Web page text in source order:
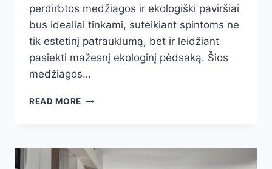
perdirbtos medžiagos ir ekologiški paviršiai
bus idealiai tinkami, suteikiant spintoms ne
tik estetinį patrauklumą, bet ir leidžiant
pasiekti mažesnį ekologinį pėdsaką. Šios
medžiagos…
READ MORE KAIP
METAIS
SU